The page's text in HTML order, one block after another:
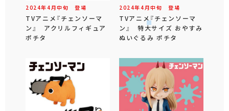
2024年4 月中旬 登場
TVアニメ『チェンソーマ
ン』 アクリルフィギュア
ポチタ
2024年4 月中旬 登場
TVアニメ『チェンソーマ
ン』 特大サイズ おやすみ
ぬいぐるみ ポチタ